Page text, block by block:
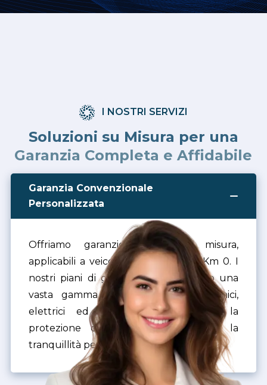
I NOSTRI SERVIZI
Soluzioni su Misura per una
Garanzia Completa e Affidabile
Garanzia Convenzionale
Personalizzata
Offriamo garanzie estese su misura,
applicabili a veicoli nuovi, usati e a Km 0. I
nostri piani di garanzia auto coprono una
vasta gamma di componenti meccanici,
elettrici ed elettronici, assicurando la
protezione completa del veicolo e la
tranquillità per i tuoi clienti.